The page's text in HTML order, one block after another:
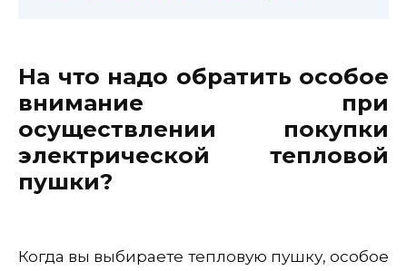
На что надо обратить особое
внимание при
осуществлении покупки
электрической тепловой
пушки?
Когда вы выбираете тепловую пушку, особое